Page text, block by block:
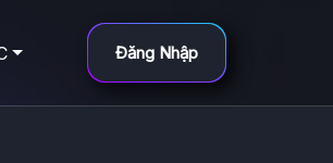
Đăng Nhập